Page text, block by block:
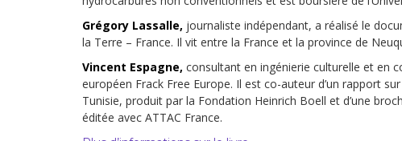
Grégory Lassalle, journaliste indépendant, a réalisé le
la Terre – France. Il vit entre la France et la province de
Vincent Espagne, consultant en ingénierie culturelle et en
européen Frack Free Europe. Il est co-auteur d’un rapport
Tunisie, produit par la Fondation Heinrich Boell et d’une
éditée avec ATTAC France.